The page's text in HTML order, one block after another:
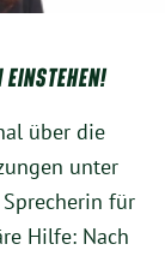
EINSTEHEN!
über die
unter
für
Hilfe: Nach